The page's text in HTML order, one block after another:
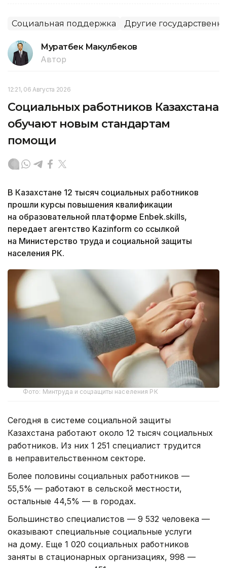
Социальная поддержка Другие
Муратбек Макулбеков
Автор
12:21, 06 Августа 2026
Социальных работников Казахстана
обучают новым стандартам
помощи
В Казахстане 12 тысяч социальных работников
прошли курсы повышения квалификации
на образовательной платформе Enbek.skills,
передает агентство Kazinform со ссылкой
на Министерство труда и социальной защиты
населения РК.
Фото: Минтруда и соцзащиты населения РК
Сегодня в системе социальной защиты
Казахстана работают около 12 тысяч социальных
работников. Из них 1 251 специалист трудится
в неправительственном секторе.
Более половины социальных работников —
55,5% — работают в сельской местности,
остальные 44,5% — в городах.
Большинство специалистов — 9 532 человека —
оказывают специальные социальные услуги
на дому. Еще 1 020 социальных работников
заняты в стационарных организациях, 998 —